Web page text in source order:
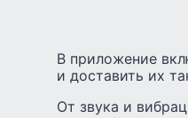
В приложение
и доставить их
От звука и